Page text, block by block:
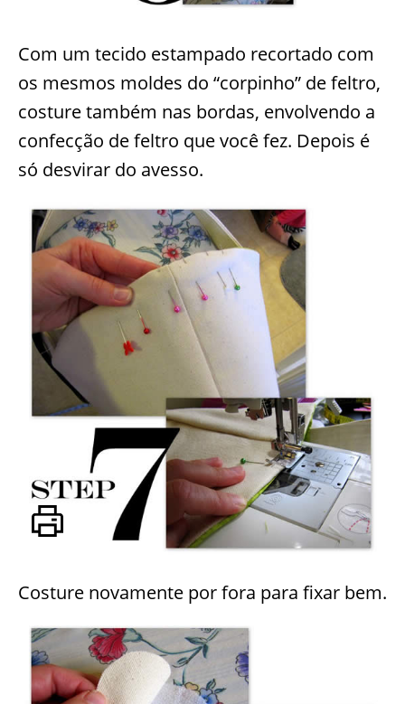
Com um tecido estampado recortado com
os mesmos moldes do “corpinho” de feltro,
costure também nas bordas, envolvendo a
confecção de feltro que você fez. Depois é
só desvirar do avesso.
Costure novamente por fora para fixar bem.